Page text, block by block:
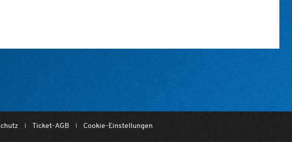
Ticket-AGB Cookie-Einstellungen